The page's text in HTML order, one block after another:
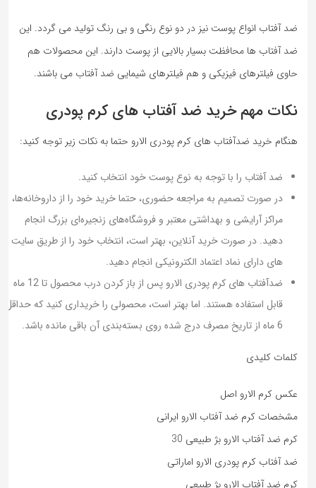
ضد آفتاب انواع پوست نیز در دو نوع رنگی و بی رنگ تولید می گردد. این
ضد آفتاب ها محافظت بسیار بالایی از پوست دارند. این محصولات هم
حاوی فیلترهای فیزیکی و هم فیلترهای شیمایی ضد آفتاب می باشند.
نکات مهم خرید ضد آفتاب های کرم پودری
هنگام خرید ضدآفتاب های کرم پودری الارو حتما به نکات زیر توجه کنید:
ضد آفتاب را با توجه به نوع پوست خود انتخاب کنید.
در صورت تصمیم به مراجعه حضوری، حتما خرید خود را از داروخانه‌ها،
مراکز آرایشی و بهداشتی معتبر و فروشگاه‌های زنجیره‌ای بزرگ انجام
دهید. در صورت خرید آنلاین، بهتر است، انتخاب خود را از طریق سایت
های دارای نماد اعتماد الکترونیکی انجام دهید.
ضدآفتاب های کرم پودری الارو پس از باز کردن درب محصول تا 12 ماه
قابل استفاده هستند. اما بهتر است، محصولی را خریداری کنید که حداقل
6 ماه از تاریخ مصرف درج شده روی بسته‌بندی آن باقی مانده باشد.
کلمات کلیدی
عکس کرم الارو اصل
مشخصات کرم ضد آفتاب الارو ایرانی
کرم ضد آفتاب الارو بژ طبیعی 30
ضد آفتاب کرم پودری الارو اماراتی
کرم ضد آفتاب الارو بژ طبیعی